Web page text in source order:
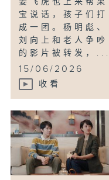
宝说话，孩子们打
成一团。杨明彪、
刘向上和老人争吵
的影片被转发，...
15/06/2026
收看